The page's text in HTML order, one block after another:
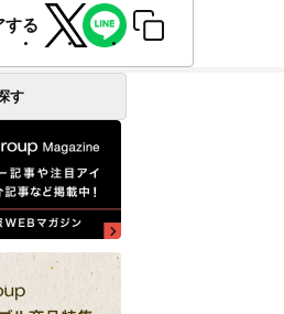
する
す